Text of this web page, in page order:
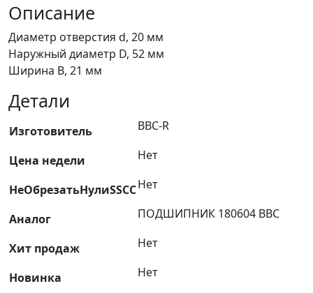
Описание
Диаметр отверстия d, 20 мм
Наружный диаметр D, 52 мм
Ширина B, 21 мм
Детали
Изготовитель BBC-R
Цена недели Нет
НеОбрезатьНулиSSCCНет
Аналог ПОДШИПНИК 180604 BBC
Хит продаж Нет
Новинка Нет